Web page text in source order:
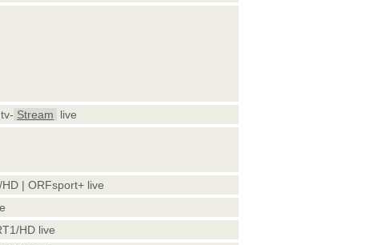
Stream
live
HD | ORFsport+ live
HD live